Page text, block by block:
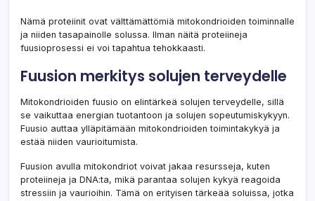
Nämä proteiinit ovat välttämättömiä mitokondrioiden toiminnalle
ja niiden tasapainolle solussa. Ilman näitä proteiineja
fuusioprosessi ei voi tapahtua tehokkaasti.
Fuusion merkitys solujen terveydelle
Mitokondrioiden fuusio on elintärkeä solujen terveydelle, sillä
se vaikuttaa energian tuotantoon ja solujen sopeutumiskykyyn.
Fuusio auttaa ylläpitämään mitokondrioiden toimintakykyä ja
estää niiden vaurioitumista.
Fuusion avulla mitokondriot voivat jakaa resursseja, kuten
proteiineja ja DNA:ta, mikä parantaa solujen kykyä reagoida
stressiin ja vaurioihin. Tämä on erityisen tärkeää soluissa, jotka